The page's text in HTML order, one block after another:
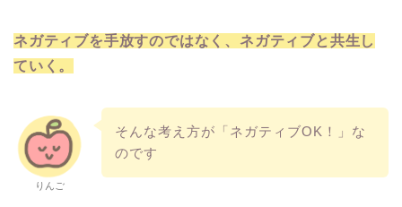
ネガティブを手放すのではなく、ネガティブと共生し
ていく。
りんご
そんな考え方が「ネガティブOK！」な
のです